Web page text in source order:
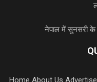
नेपाल में सुनसरी के
Home About Us